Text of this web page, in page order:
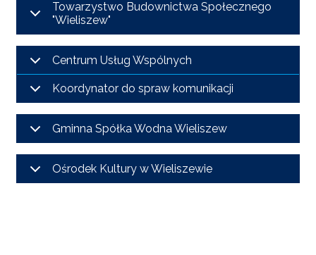
Towarzystwo Budownictwa Społecznego
"Wieliszew"
Centrum Usług Wspólnych
Koordynator do spraw komunikacji
Gminna Spółka Wodna Wieliszew
Ośrodek Kultury w Wieliszewie